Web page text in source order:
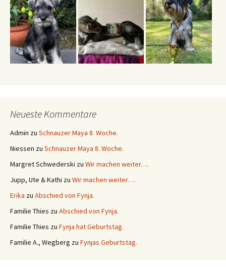
Neueste Kommentare
Admin zu Schnauzer Maya 8. Woche.
Niessen zu Schnauzer Maya 8. Woche.
Margret Schwederski zu Wir machen weiter….
Jupp, Ute & Kathi zu Wir machen weiter….
Erika zu Abschied von Fynja.
Familie Thies zu Abschied von Fynja.
Familie Thies zu Fynja hat Geburtstag.
Familie A., Wegberg zu Fynjas Geburtstag.